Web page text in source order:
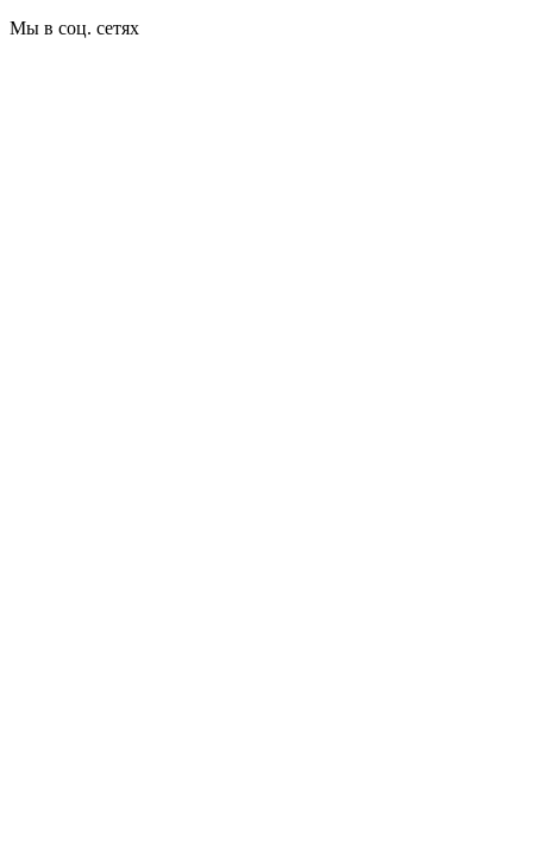
Мы в соц. сетях